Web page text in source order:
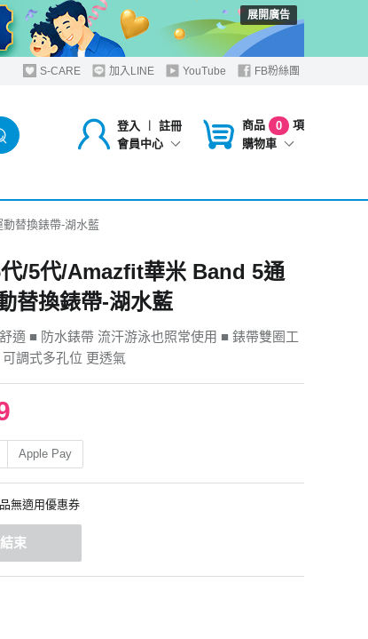
展開廣告
S-CARE 加入LINE YouTube FB粉絲團
登入 ︱
註冊
會員中心
商品 0
項
購物車
替換錶帶-湖水藍
/5代/Amazfit華米 Band 5通
替換錶帶-湖水藍
適 ■ 防水錶帶 流汗游泳也照常使用 ■ 錶帶雙圈工
調式多孔位 更透氣
Apple Pay
無適用優惠券
束